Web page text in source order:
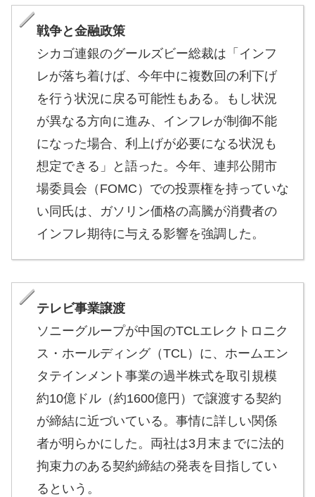
戦争と金融政策
シカゴ連銀のグールズビー総裁は「インフ
レが落ち着けば、今年中に複数回の利下げ
を行う状況に戻る可能性もある。もし状況
が異なる方向に進み、インフレが制御不能
になった場合、利上げが必要になる状況も
想定できる」と語った。今年、連邦公開市
場委員会（FOMC）での投票権を持っていな
い同氏は、ガソリン価格の高騰が消費者の
インフレ期待に与える影響を強調した。
テレビ事業譲渡
ソニーグループが中国のTCLエレクトロニク
ス・ホールディング（TCL）に、ホームエン
タテインメント事業の過半株式を取引規模
約10億ドル（約1600億円）で譲渡する契約
が締結に近づいている。事情に詳しい関係
者が明らかにした。両社は3月末までに法的
拘束力のある契約締結の発表を目指してい
るという。